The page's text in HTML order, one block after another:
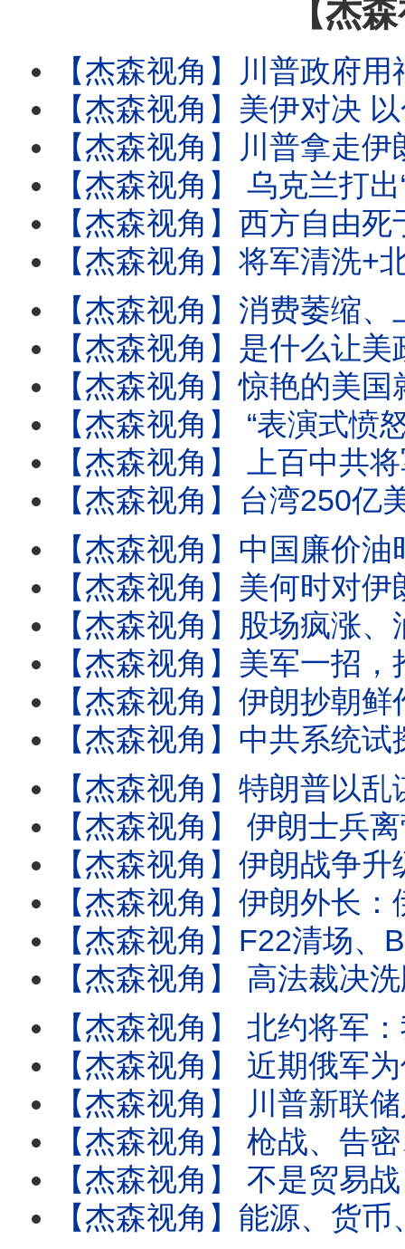
【杰
【杰森视角】川普政府用神秘基金撬动世界金融？美国为何用欧元救日元？美财长被偷拍并
【杰森视角】美伊对决 以色列为何按兵不动？三条暗线异动：一张扑向伊朗的网在中东收紧！
【杰森视角】川普拿走伊朗了最后一张牌？ 一个中国AI模型如何撼动华尔街万亿神话？全世
【杰森视角】 乌克兰打出“不败之路”！川普为何要对伊朗下狠手？美国飞弹炸出了“一带一
【杰森视角】西方自由死于掌声中！乌克兰暴打俄国，一则情报让北约极紧张！川普为何在国
【杰森视角】将军清洗+北京撞机：习权力悖论无解！中共再砍六将，为何留下两个最危险的
【杰森视角】消费萎缩、上亿人债务逾期：经济模式露底牌！昨天的政绩，今天的罪证：中共
【杰森视角】是什么让美政府对第五代AI极度恐慌？亲测被封第5代AI，其思考之缜密让我倒
【杰森视角】惊艳的美国就业数据为何引发金融雪崩? 今年AI就会把人类送上不归路? 一项终
【杰森视角】 “表演式愤怒”时代结束：美对中共策略换轨！美防长谈亚洲安全，只字不
【杰森视角】 上百中共将军消失后，台湾为何突然被习近平钉死为中美焦点！川普没
【杰森视角】台湾250亿美元买武器，效果出乎意料！女高阶主管性侵案为何成美国最火八卦？下
【杰森视角】中国廉价油时代终结！阿联酋退群，全球油市变天！中国储备油只够撑半年！
【杰森视角】美何时对伊朗再次开火？封海峡成伊朗致命误判？伊朗攻击货轮，美防长冷笑
【杰森视角】股场疯涨、油价暴跌、海峡开关：世界在24小时中反转，再反转！川普给习近
【杰森视角】美军一招，抢走伊朗唯一谈判筹码！美国要立城下之盟，伊朗三派势力打成一锅
【杰森视角】伊朗抄朝鲜作业，没人敢动，只有川普直接掀桌！马兴瑞落马透露中共权力真相！
【杰森视角】中共系统试探美国战略软肋？神秘无人机在美核基地盘旋4小时，B-52轰炸机被
【杰森视角】特朗普以乱谋胜？伊朗飞弹飞4000公里击碎欧洲梦！ F-35不再无敌？伊朗
【杰森视角】 伊朗士兵离营乞讨，外交官排队叛逃！骇客与飞弹联手让200万革命卫队裸
【杰森视角】伊朗战争升级，炸出中共最脆软肋！每天耗10亿，美国要打100天？川
【杰森视角】伊朗外长：伊朗军队已失控！哈梅内伊死前诡秘做派曝光！美军几分钟就打
【杰森视角】F22清场、B2钻地：揭“斩首”哈梅内伊惊人细节! 断油又断臂：习近平四月还会
【杰森视角】 高法裁决洗牌全球贸易：谁在狂欢，谁在滴血？卡瓦诺法官反对意见激励特朗普立
【杰森视角】 北约将军：我们完蛋了! 同一理念，为何让欧洲去年哭、今年笑？西方根本还没
【杰森视角】 近期俄军为何会自相残杀? SpaceX吞下xAI：用地球的钱来圆太空的梦
【杰森视角】 川普新联储人选沃什，一天砸穿黄金市场！人类押注AI救经济，AI却在社群
【杰森视角】 枪战、告密、反扑：惊悚96小时! 中国未来从此不可预测 ! 不是反腐，是战争
【杰森视角】 不是贸易战，是生存战！加拿大疯了：用75%的家底换5%的画饼！ 深扒中
【杰森视角】能源、货币、地缘、意识形态：四张大网川普一招全撼动！美军一招吓阻整个拉美